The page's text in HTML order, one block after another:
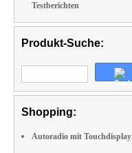
Testberichten
Produkt-Suche:
Shopping:
Autoradio mit Touchdisplay